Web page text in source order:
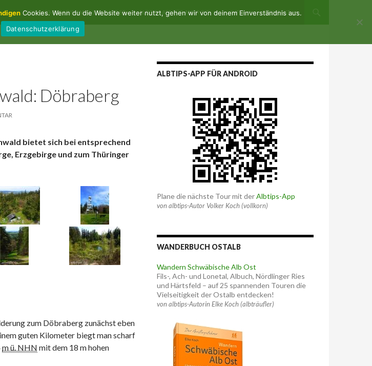
20260403-PARADIESWEG-STREUOBST
ALBTIPS APP FÜR ANDROID INFO KONTAKT
Döbraberg
bietet sich bei entsprechend
Erzgebirge und zum Thüringer
zum Döbraberg zunächst eben
guten Kilometer biegt man scharf
m ü. NHN mit dem 18 m hohen
ALBTIPS-APP FÜR ANDROID
Plane die nächste Tour mit derAlbtips-App
von albtips-Autor Volker Koch (vollkorn)
WANDERBUCH OSTALB
Wandern Schwäbische Alb Ost
Fils-, Ach- und Lonetal, Albuch, Nördlinger Ries
und Härtsfeld – auf 25 spannenden Touren die
Vielseitigkeit der Ostalb entdecken!
von albtips-Autorin Elke Koch (albträufler)
Cookies. Wenn du die Website weiter nutzt, gehen wir von deinem Einverständnis aus.
Datenschutzerklärung